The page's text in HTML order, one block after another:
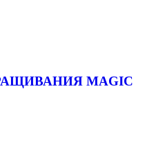
MAGIC